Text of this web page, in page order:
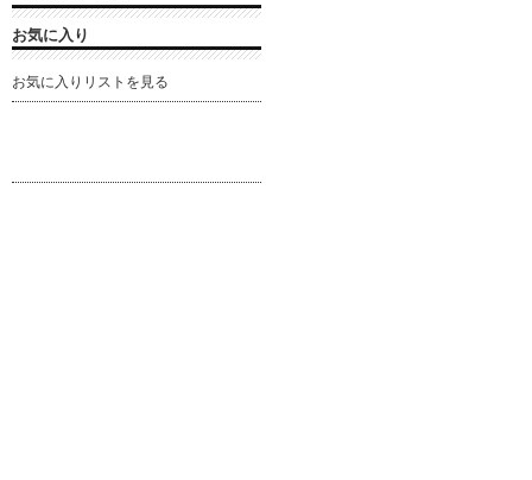
お気に入り
お気に入りリストを見る